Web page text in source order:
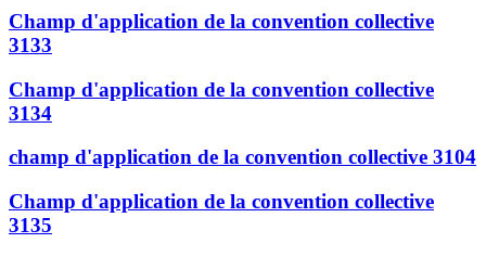
Champ d'application de la convention collective
3133
Champ d'application de la convention collective
3134
champ d'application de la convention collective 3104
Champ d'application de la convention collective
3135